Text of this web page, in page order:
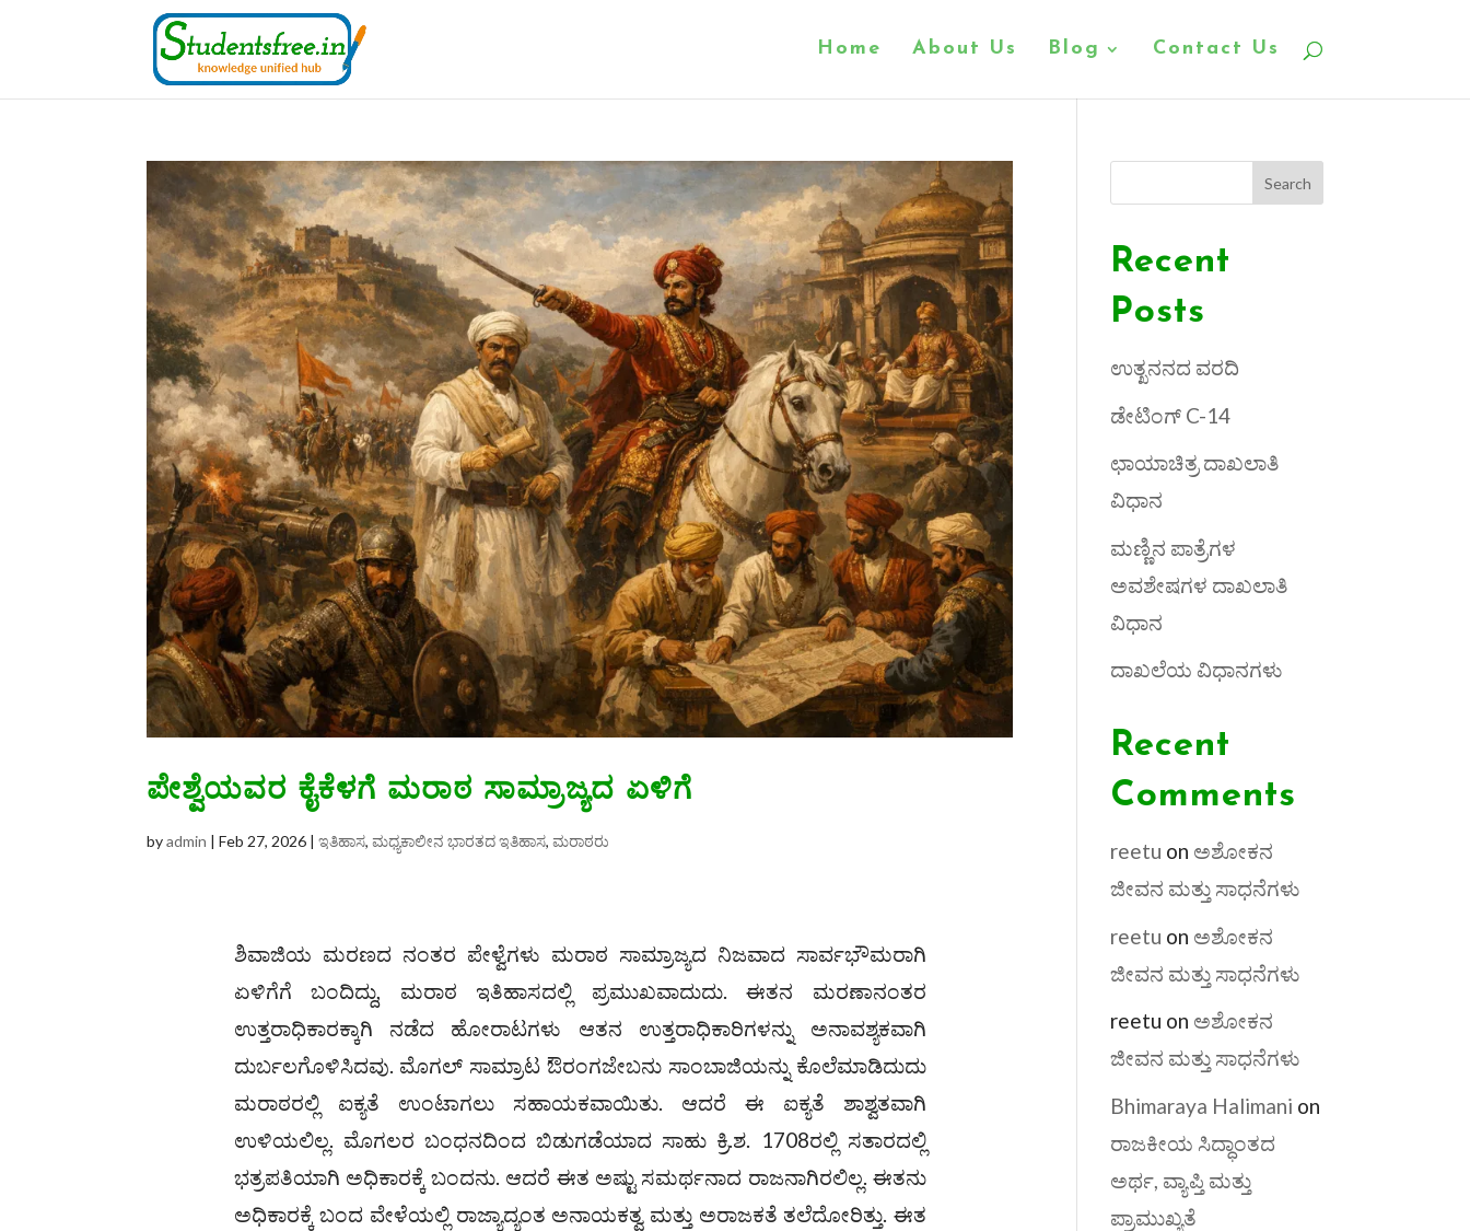
Home About Us Blog Contact Us
ಪೇಶ್ವೆಯವರ ಕೈಕೆಳಗೆ ಮರಾಠ ಸಾಮ್ರಾಜ್ಯದ ಏಳಿಗೆ
byadmin |Feb 27, 2026 |ಇತಿಹಾಸ,ಮಧ್ಯಕಾಲೀನ ಭಾರತದ ಇತಿಹಾಸ,ಮರಾಠರು
ಶಿವಾಜಿಯ ಮರಣದ ನಂತರ ಪೇಳ್ವೆಗಳು ಮರಾಠ ಸಾಮ್ರಾಜ್ಯದ ನಿಜವಾದ ಸಾರ್ವಭೌಮರಾಗಿ
ಏಳಿಗೆಗೆ ಬಂದಿದ್ದು, ಮರಾಠ ಇತಿಹಾಸದಲ್ಲಿ ಪ್ರಮುಖವಾದುದು. ಈತನ ಮರಣಾನಂತರ
ಉತ್ತರಾಧಿಕಾರಕ್ಕಾಗಿ ನಡೆದ ಹೋರಾಟಗಳು ಆತನ ಉತ್ತರಾಧಿಕಾರಿಗಳನ್ನು ಅನಾವಶ್ಯಕವಾಗಿ
ದುರ್ಬಲಗೊಳಿಸಿದವು. ಮೊಗಲ್ ಸಾಮ್ರಾಟ ಔರಂಗಜೇಬನು ಸಾಂಬಾಜಿಯನ್ನು ಕೊಲೆಮಾಡಿದುದು
ಮರಾಠರಲ್ಲಿ ಐಕ್ಯತೆ ಉಂಟಾಗಲು ಸಹಾಯಕವಾಯಿತು. ಆದರೆ ಈ ಐಕ್ಯತೆ ಶಾಶ್ವತವಾಗಿ
ಉಳಿಯಲಿಲ್ಲ. ಮೊಗಲರ ಬಂಧನದಿಂದ ಬಿಡುಗಡೆಯಾದ ಸಾಹು ಕ್ರಿ.ಶ. 1708ರಲ್ಲಿ ಸತಾರದಲ್ಲಿ
ಭತ್ರಪತಿಯಾಗಿ ಅಧಿಕಾರಕ್ಕೆ ಬಂದನು. ಆದರೆ ಈತ ಅಷ್ಟು ಸಮರ್ಥನಾದ ರಾಜನಾಗಿರಲಿಲ್ಲ. ಈತನು
ಅಧಿಕಾರಕ್ಕೆ ಬಂದ ವೇಳೆಯಲ್ಲಿ ರಾಜ್ಯಾದ್ಯಂತ ಅನಾಯಕತ್ವ ಮತ್ತು ಅರಾಜಕತೆ ತಲೆದೋರಿತ್ತು. ಈತ
Search
Recent
Posts
ಉತ್ಖನನದ ವರದಿ
ಡೇಟಿಂಗ್ C-14
ಛಾಯಾಚಿತ್ರ ದಾಖಲಾತಿ
ವಿಧಾನ
ಮಣ್ಣಿನ ಪಾತ್ರೆಗಳ
ಅವಶೇಷಗಳ ದಾಖಲಾತಿ
ವಿಧಾನ
ದಾಖಲೆಯ ವಿಧಾನಗಳು
Recent
Comments
reetu on ಅಶೋಕನ
ಜೀವನ ಮತ್ತು ಸಾಧನೆಗಳು
reetu on ಅಶೋಕನ
ಜೀವನ ಮತ್ತು ಸಾಧನೆಗಳು
reetu on ಅಶೋಕನ
ಜೀವನ ಮತ್ತು ಸಾಧನೆಗಳು
Bhimaraya Halimani on
ರಾಜಕೀಯ ಸಿದ್ಧಾಂತದ
ಅರ್ಥ, ವ್ಯಾಪ್ತಿ ಮತ್ತು
ಪ್ರಾಮುಖ್ಯತೆ